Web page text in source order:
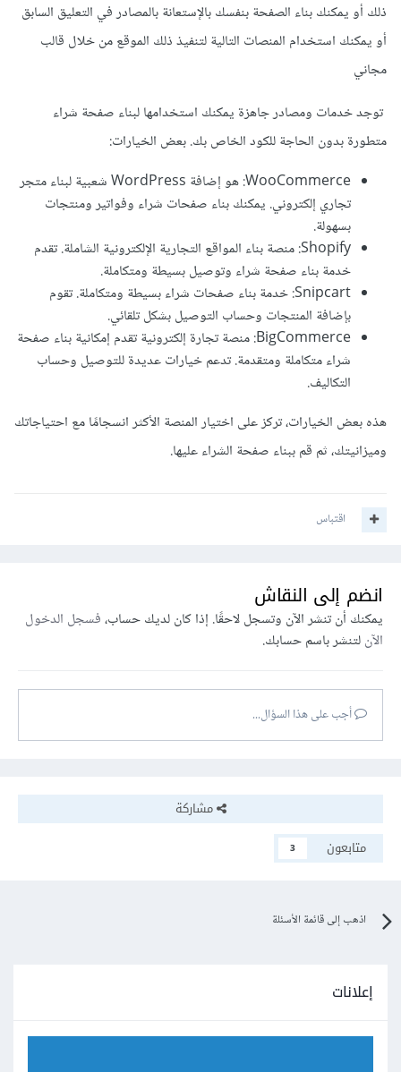
ذلك أو يمكنك بناء الصفحة بنفسك بالإستعانة بالمصادر في التعليق السابق
أو يمكنك استخدام المنصات التالية لتنفيذ ذلك الموقع من خلال قالب
مجاني
توجد خدمات ومصادر جاهزة يمكنك استخدامها لبناء صفحة شراء
متطورة بدون الحاجة للكود الخاص بك. بعض الخيارات:
WooCommerce: هو إضافة WordPress شعبية لبناء متجر
تجاري إلكتروني. يمكنك بناء صفحات شراء وفواتير ومنتجات
بسهولة.
Shopify: منصة بناء المواقع التجارية الإلكترونية الشاملة. تقدم
خدمة بناء صفحة شراء وتوصيل بسيطة ومتكاملة.
Snipcart: خدمة بناء صفحات شراء بسيطة ومتكاملة. تقوم
بإضافة المنتجات وحساب التوصيل بشكل تلقائي.
BigCommerce: منصة تجارة إلكترونية تقدم إمكانية بناء صفحة
شراء متكاملة ومتقدمة. تدعم خيارات عديدة للتوصيل وحساب
التكاليف.
هذه بعض الخيارات، تركز على اختيار المنصة الأكثر انسجامًا مع احتياجاتك
وميزانيتك، ثم قم ببناء صفحة الشراء عليها.
اقتباس
انضم إلى النقاش
يمكنك أن تنشر الآن وتسجل لاحقًا. إذا كان لديك حساب،فسجل الدخول
الآنلتنشر باسم حسابك.
أجب على هذا السؤال...
مشاركة
متابعون
3
اذهب إلى قائمة الأسئلة
إعلانات